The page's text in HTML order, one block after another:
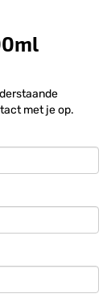
met je op.